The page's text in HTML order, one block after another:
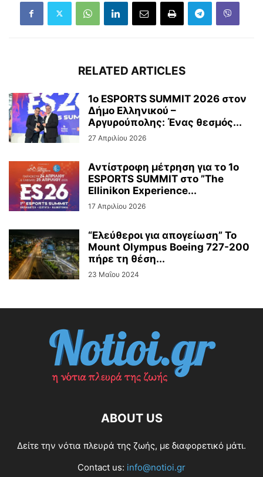
RELATED ARTICLES
1ο ESPORTS SUMMIT 2026 στον
Δήμο Ελληνικού –
Αργυρούπολης: Ένας θεσμός...
27 Απριλίου 2026
Αντίστροφη μέτρηση για το 1ο
ESPORTS SUMMIT στο ”The
Ellinikon Experience...
17 Απριλίου 2026
“Ελεύθεροι για απογείωση” Το
Mount Olympus Boeing 727-200
πήρε τη θέση...
23 Μαΐου 2024
ABOUT US
Δείτε την νότια πλευρά της ζωής, με διαφορετικό μάτι.
Contact us: info@notioi.gr